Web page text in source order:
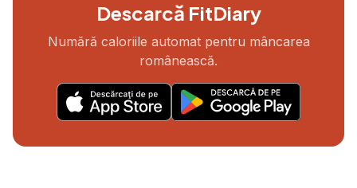
Descarcă FitDiary
Numără caloriile automat pentru mâncarea
românească.